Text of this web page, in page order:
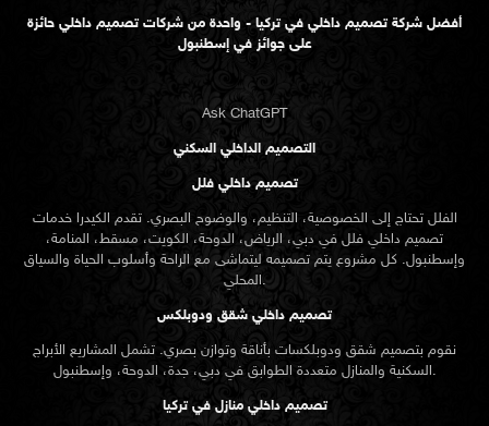
أفضل شركة تصميم داخلي في تركيا - واحدة من شركات تصميم داخلي حائزة
على جوائز في إسطنبول
Ask ChatGPT
التصميم الداخلي السكني
تصميم داخلي فلل
الفلل تحتاج إلى الخصوصية، التنظيم، والوضوح البصري. تقدم الكيدرا خدمات
تصميم داخلي فلل في دبي، الرياض، الدوحة، الكويت، مسقط، المنامة،
وإسطنبول. كل مشروع يتم تصميمه ليتماشى مع الراحة وأسلوب الحياة والسياق
المحلي.
تصميم داخلي شقق ودوبلكس
نقوم بتصميم شقق ودوبلكسات بأناقة وتوازن بصري. تشمل المشاريع الأبراج
السكنية والمنازل متعددة الطوابق في دبي، جدة، الدوحة، وإسطنبول.
تصميم داخلي منازل في تركيا